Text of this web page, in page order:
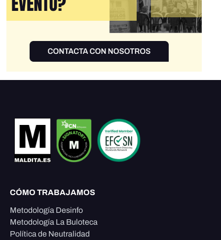
CÓMO TRABAJAMOS
Metodología Desinfo
Metodología La Buloteca
Política de Neutralidad